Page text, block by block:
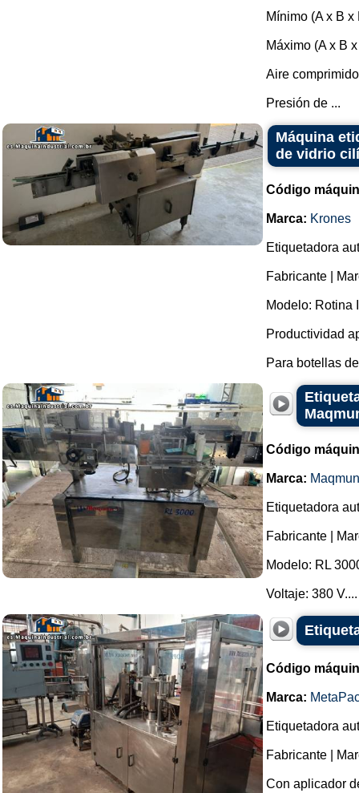
Mínimo (A x B x
Máximo (A x B
Aire
Presión de ...
Máquina
de vidrio
Código
Marca: Krones
Etiquetadora
Fabricante |
Modelo: Rotina
Productividad
Para botellas
Código
Marca:
Etiquetadora
Fabricante |
Modelo: RL
Voltaje: 380 V....
Código
Marca:
Etiquetadora
Fabricante |
Con aplicador